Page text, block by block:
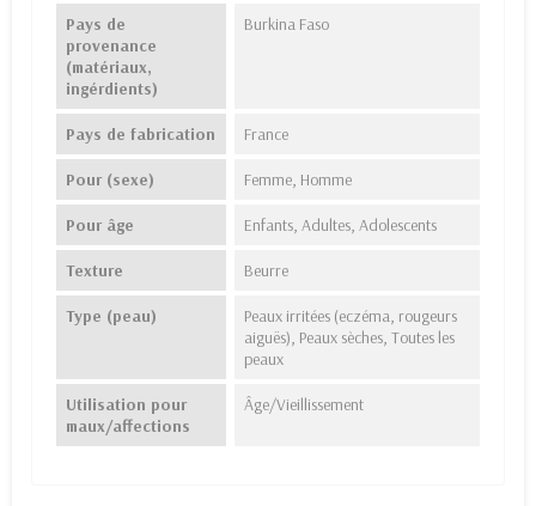
Pays de
provenance
(matériaux,
ingérdients)
Burkina Faso
Pays de fabrication France
Pour (sexe) Femme, Homme
Pour âge Enfants, Adultes, Adolescents
Texture Beurre
Type (peau)
Peaux irritées (eczéma, rougeurs
aiguës), Peaux sèches, Toutes les
peaux
Utilisation pour
maux/affections
Âge/Vieillissement